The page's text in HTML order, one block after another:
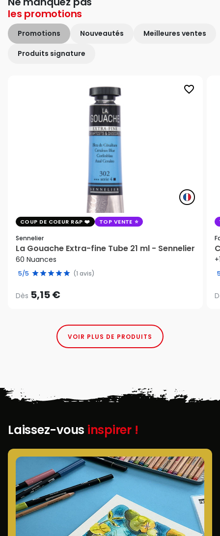
les promotions
Promotions Nouveautés Meilleures ventes
Produits signature
favorite_border
COUP DE COEUR R&P TOP VENTE
Sennelier
La Gouache Extra-fine Tube 21 ml - Sennelier
60 Nuances
5/5 (1 avis)
Dès 5,15 €
VOIR PLUS DE PRODUITS
Laissez-vous inspirer !